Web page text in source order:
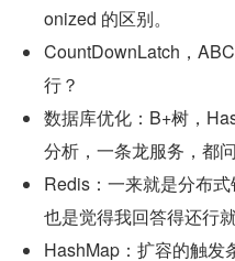
onized 的区别。
CountDownLatch，
行？
数据库优化：B+树，
分析，一条龙服务，都问
Redis：一来就是分布
也是觉得我回答得还行就
HashMap：扩容的触发